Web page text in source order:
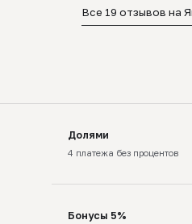
Все 19 отзывов на
Долями
4 платежа без процентов
Бонусы 5%